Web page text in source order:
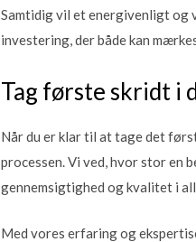
Samtidig vil et energivenligt og
investering, der både kan
Tag første skridt i
Når du er klar til at tage det
processen. Vi ved, hvor stor
gennemsigtighed og kvalitet i
Med vores erfaring og